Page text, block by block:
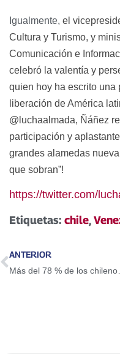
Igualmente, el
Cultura y Turismo, y
Comunicación e
celebró la valentía y
quien hoy ha escrito una
liberación de América
@luchaalmada, Ñáñez re
participación y
grandes alamedas
que sobran”!
https://twitter.com/
Etiquetas: chile,
ANTERIOR